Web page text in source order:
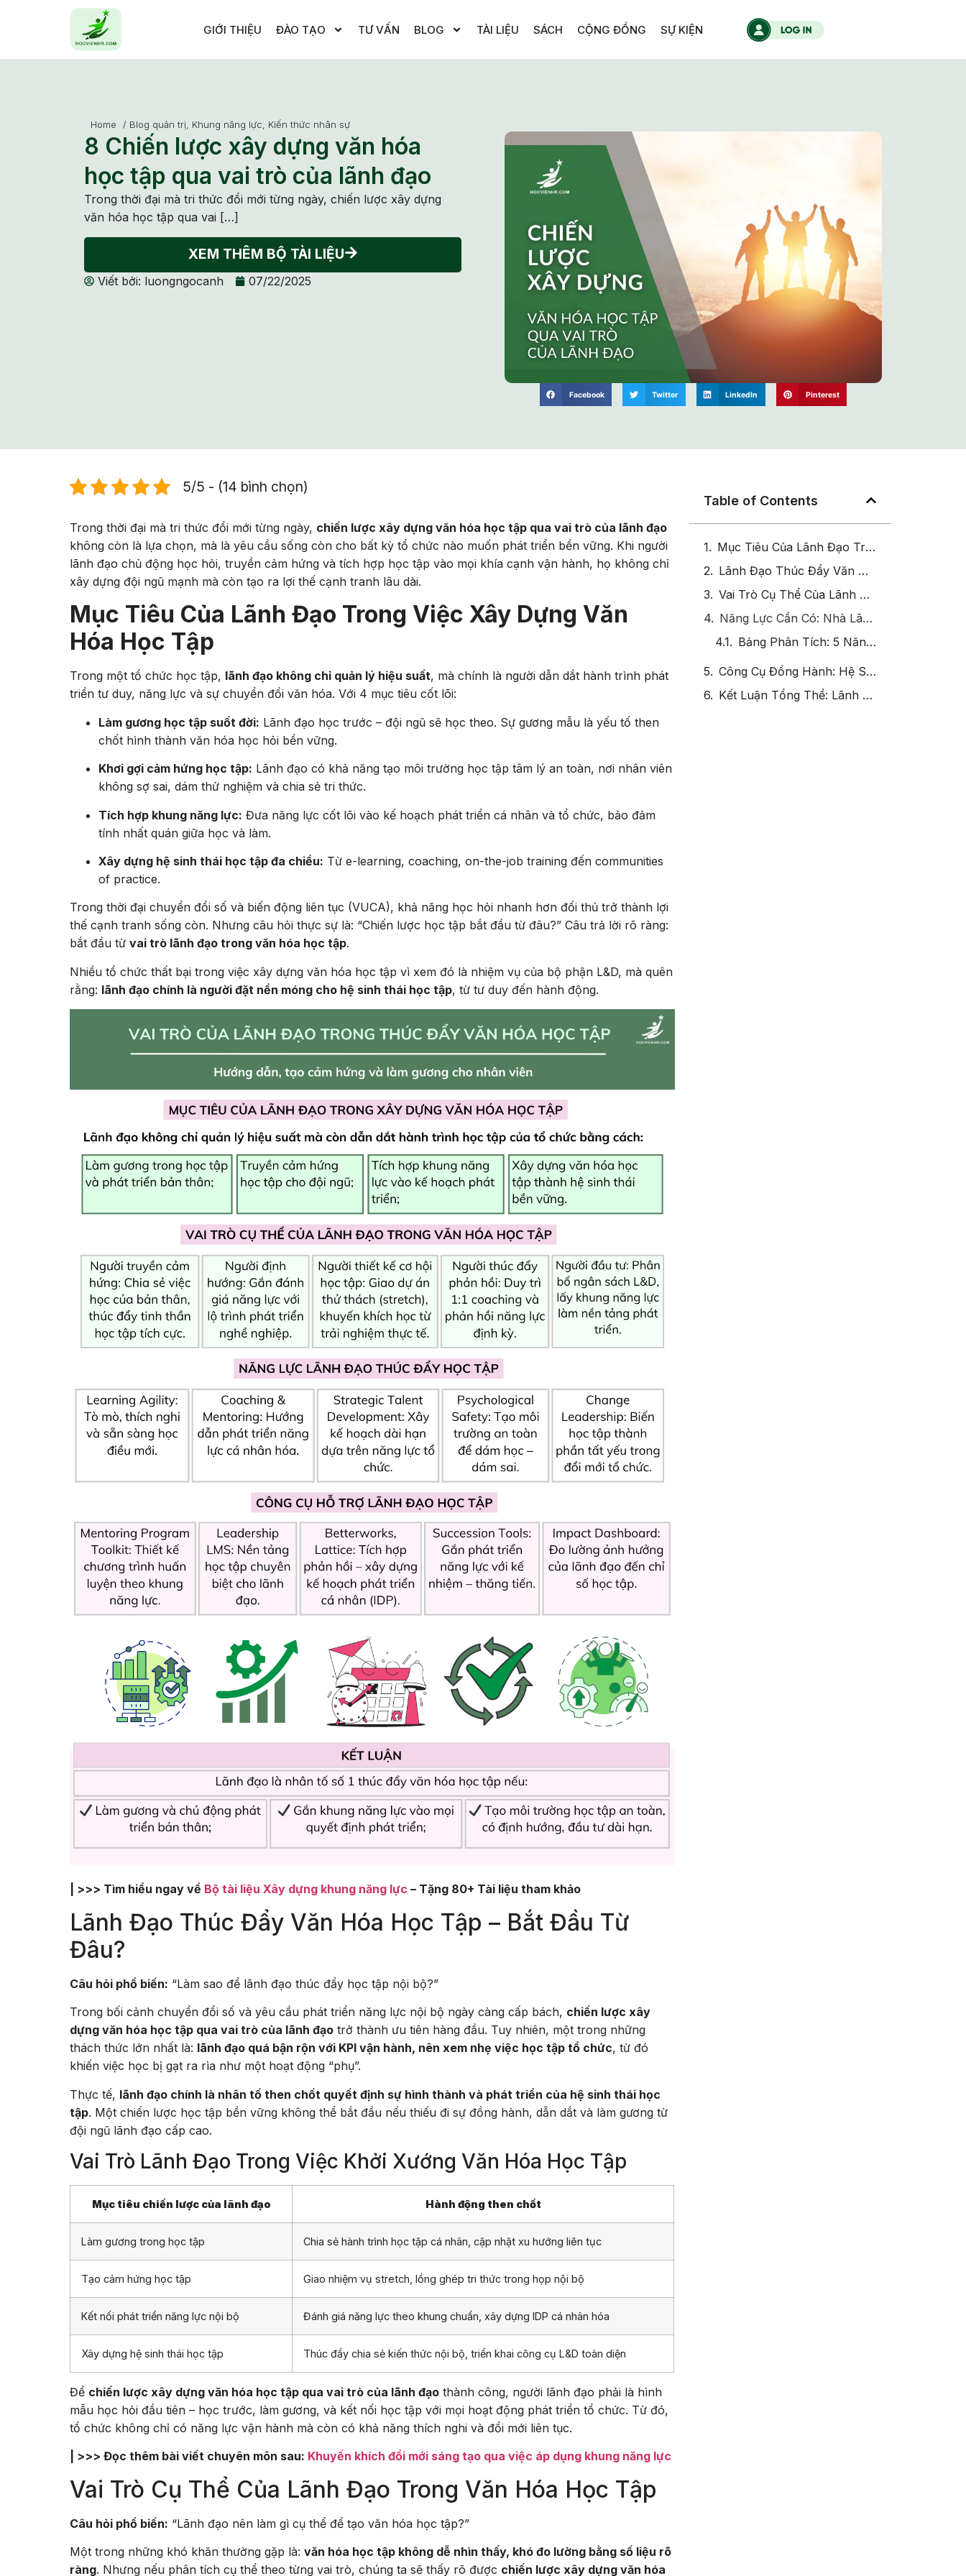
GIỚI THIỆU ĐÀO TẠO TƯ VẤN BLOG TÀI LIỆU SÁCH CỘNG ĐỒNG SỰ KIỆN
Home / Blog quản trị, Khung năng lực, Kiến thức nhân sự
8 Chiến lược xây dựng văn hóa
học tập qua vai trò của lãnh đạo
Trong thời đại mà tri thức đổi mới từng ngày, chiến lược xây dựng
văn hóa học tập qua vai […]
XEM THÊM BỘ TÀI LIỆU
Viết bởi: luongngocanh 07/22/2025
Facebook Twitter LinkedIn Pinterest
5/5 - (14 bình chọn)
Trong thời đại mà tri thức đổi mới từng ngày, chiến lược xây dựng văn hóa học tập qua vai trò của lãnh đạo
không còn là lựa chọn, mà là yêu cầu sống còn cho bất kỳ tổ chức nào muốn phát triển bền vững. Khi người
lãnh đạo chủ động học hỏi, truyền cảm hứng và tích hợp học tập vào mọi khía cạnh vận hành, họ không chỉ
xây dựng đội ngũ mạnh mà còn tạo ra lợi thế cạnh tranh lâu dài.
Mục Tiêu Của Lãnh Đạo Trong Việc Xây Dựng Văn
Hóa Học Tập
Trong một tổ chức học tập, lãnh đạo không chỉ quản lý hiệu suất, mà chính là người dẫn dắt hành trình phát
triển tư duy, năng lực và sự chuyển đổi văn hóa. Với 4 mục tiêu cốt lõi:
Làm gương học tập suốt đời: Lãnh đạo học trước – đội ngũ sẽ học theo. Sự gương mẫu là yếu tố then
chốt hình thành văn hóa học hỏi bền vững.
Khơi gợi cảm hứng học tập: Lãnh đạo có khả năng tạo môi trường học tập tâm lý an toàn, nơi nhân viên
không sợ sai, dám thử nghiệm và chia sẻ tri thức.
Tích hợp khung năng lực: Đưa năng lực cốt lõi vào kế hoạch phát triển cá nhân và tổ chức, bảo đảm
tính nhất quán giữa học và làm.
Xây dựng hệ sinh thái học tập đa chiều: Từ e-learning, coaching, on-the-job training đến communities
of practice.
Trong thời đại chuyển đổi số và biến động liên tục (VUCA), khả năng học hỏi nhanh hơn đối thủ trở thành lợi
thế cạnh tranh sống còn. Nhưng câu hỏi thực sự là: “Chiến lược học tập bắt đầu từ đâu?” Câu trả lời rõ ràng:
bắt đầu từ vai trò lãnh đạo trong văn hóa học tập.
Nhiều tổ chức thất bại trong việc xây dựng văn hóa học tập vì xem đó là nhiệm vụ của bộ phận L&D, mà quên
rằng: lãnh đạo chính là người đặt nền móng cho hệ sinh thái học tập, từ tư duy đến hành động.
| >>> Tìm hiểu ngay về Bộ tài liệu Xây dựng khung năng lực – Tặng 80+ Tài liệu tham khảo
Lãnh Đạo Thúc Đẩy Văn Hóa Học Tập – Bắt Đầu Từ
Đâu?
Câu hỏi phổ biến: “Làm sao để lãnh đạo thúc đẩy học tập nội bộ?”
Trong bối cảnh chuyển đổi số và yêu cầu phát triển năng lực nội bộ ngày càng cấp bách, chiến lược xây
dựng văn hóa học tập qua vai trò của lãnh đạo trở thành ưu tiên hàng đầu. Tuy nhiên, một trong những
thách thức lớn nhất là: lãnh đạo quá bận rộn với KPI vận hành, nên xem nhẹ việc học tập tổ chức, từ đó
khiến việc học bị gạt ra rìa như một hoạt động “phụ”.
Thực tế, lãnh đạo chính là nhân tố then chốt quyết định sự hình thành và phát triển của hệ sinh thái học
tập. Một chiến lược học tập bền vững không thể bắt đầu nếu thiếu đi sự đồng hành, dẫn dắt và làm gương từ
đội ngũ lãnh đạo cấp cao.
Vai Trò Lãnh Đạo Trong Việc Khởi Xướng Văn Hóa Học Tập
Mục tiêu chiến lược của lãnh đạo Hành động then chốt
Làm gương trong học tập Chia sẻ hành trình học tập cá nhân, cập nhật xu hướng liên tục
Tạo cảm hứng học tập Giao nhiệm vụ stretch, lồng ghép tri thức trong họp nội bộ
Kết nối phát triển năng lực nội bộ Đánh giá năng lực theo khung chuẩn, xây dựng IDP cá nhân hóa
Xây dựng hệ sinh thái học tập Thúc đẩy chia sẻ kiến thức nội bộ, triển khai công cụ L&D toàn diện
Để chiến lược xây dựng văn hóa học tập qua vai trò của lãnh đạo thành công, người lãnh đạo phải là hình
mẫu học hỏi đầu tiên – học trước, làm gương, và kết nối học tập với mọi hoạt động phát triển tổ chức. Từ đó,
tổ chức không chỉ có năng lực vận hành mà còn có khả năng thích nghi và đổi mới liên tục.
| >>> Đọc thêm bài viết chuyên môn sau: Khuyến khích đổi mới sáng tạo qua việc áp dụng khung năng lực
Vai Trò Cụ Thể Của Lãnh Đạo Trong Văn Hóa Học Tập
Câu hỏi phổ biến: “Lãnh đạo nên làm gì cụ thể để tạo văn hóa học tập?”
Một trong những khó khăn thường gặp là: văn hóa học tập không dễ nhìn thấy, khó đo lường bằng số liệu rõ
ràng. Nhưng nếu phân tích cụ thể theo từng vai trò, chúng ta sẽ thấy rõ được chiến lược xây dựng văn hóa
Table of Contents
Mục Tiêu Của Lãnh Đạo Trong Việc Xây Dựng Văn Hóa Học Tập
Lãnh Đạo Thúc Đẩy Văn Hóa Học Tập – Bắt Đầu Từ Đâu?
Vai Trò Cụ Thể Của Lãnh Đạo Trong Văn Hóa Học Tập
Năng Lực Cần Có: Nhà Lãnh Đạo Trong Thời Đại Học Tập Liên Tục
Bảng Phân Tích: 5 Năng Lực Lãnh Đạo Cốt Lõi Trong Văn Hóa Học Tập
Công Cụ Đồng Hành: Hệ Sinh Thái Học Tập Do Lãnh Đạo Dẫn Dắt
Kết Luận Tổng Thể: Lãnh Đạo Là Chìa Khóa Vàng Trong Chiến Lược Xây Dựng Văn Hóa Học Tập